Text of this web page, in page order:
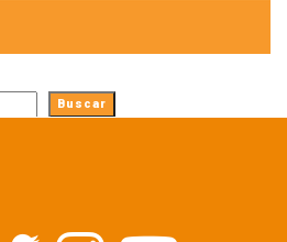
Buscar